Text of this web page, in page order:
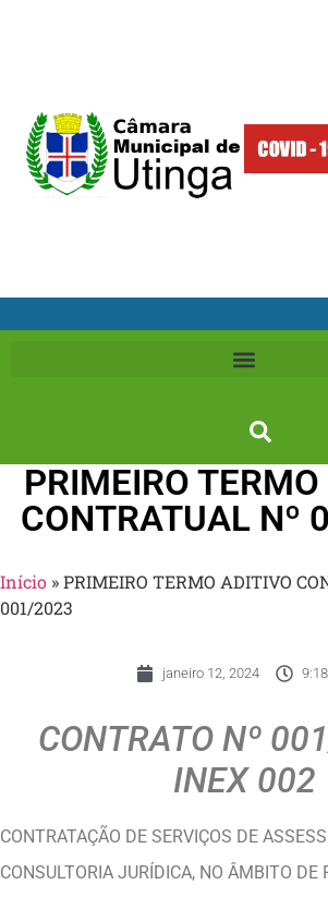
PRIMEIRO
CONTRATUAL Nº
Início »PRIMEIRO TERMO ADITIVO
001/2023
janeiro 12, 2024
CONTRATO Nº
INEX 002
CONTRATAÇÃO DE SERVIÇOS DE
CONSULTORIA JURÍDICA, NO ÂMBITO DE